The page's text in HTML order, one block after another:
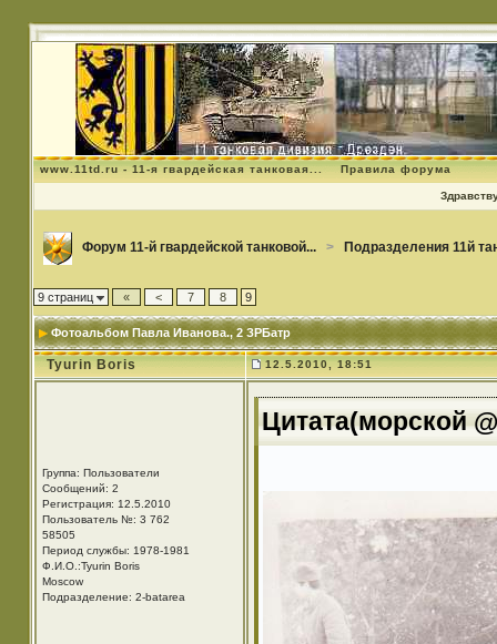
www.11td.ru - 11-я гвардейская танковая... Правила форума
Форум 11-й гвардейской танковой... > Подразделения 11й
9 страниц « < 7 8 9
Фотоальбом Павла Иванова., 2 ЗРБатр
Tyurin Boris 12.5.2010, 18:51
Группа: Пользователи
Сообщений: 2
Регистрация: 12.5.2010
Пользователь №: 3 762
58505
Период службы: 1978-1981
Ф.И.О.:Tyurin Boris
Moscow
Подразделение: 2-batarea
Цитата(морской